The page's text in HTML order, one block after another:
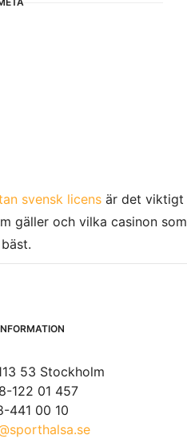
svensk licensär det viktigt
gäller och vilka casinon som
53 Stockholm
122 01 457
441 00 10